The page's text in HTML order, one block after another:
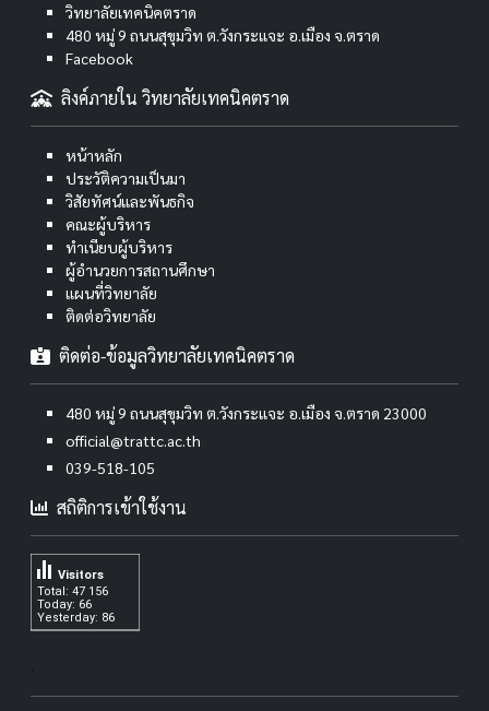
วิทยาลัยเทคนิคตราด
480 หมู่ 9 ถนนสุขุมวิท ต.วังกระแจะ อ.เมือง จ.ตราด
Facebook
ลิงค์ภายใน วิทยาลัยเทคนิคตราด
หน้าหลัก
ประวัติความเป็นมา
วิสัยทัศน์และพันธกิจ
คณะผู้บริหาร
ทำเนียบผู้บริหาร
ผู้อำนวยการสถานศึกษา
แผนที่วิทยาลัย
ติดต่อวิทยาลัย
ติดต่อ-ข้อมูลวิทยาลัยเทคนิคตราด
480 หมู่ 9 ถนนสุขุมวิท ต.วังกระแจะ อ.เมือง จ.ตราด 23000
official@trattc.ac.th
039-518-105
สถิติการเข้าใช้งาน
Total: 47 156
Today: 66
Yesterday: 86
Visitors